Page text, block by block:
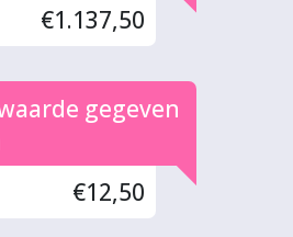
€1.137,50
gegeven
€12,50